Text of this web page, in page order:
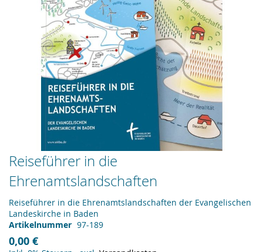
Reiseführer in die
Ehrenamtslandschaften
Reiseführer in die Ehrenamtslandschaften der Evangelischen
Landeskirche in Baden
Artikelnummer 97-189
0,00 €
Zum
Anfang
der
Bildergalerie
springen